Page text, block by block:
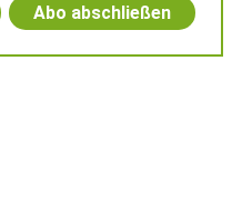
Abo abschließen